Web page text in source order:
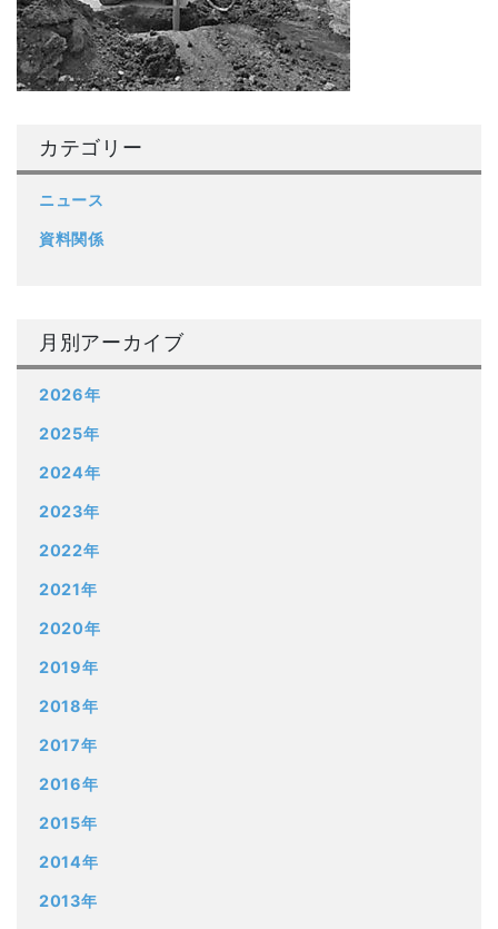
カテゴリー
ニュース
資料関係
月別アーカイブ
2026年
2025年
2024年
2023年
2022年
2021年
2020年
2019年
2018年
2017年
2016年
2015年
2014年
2013年